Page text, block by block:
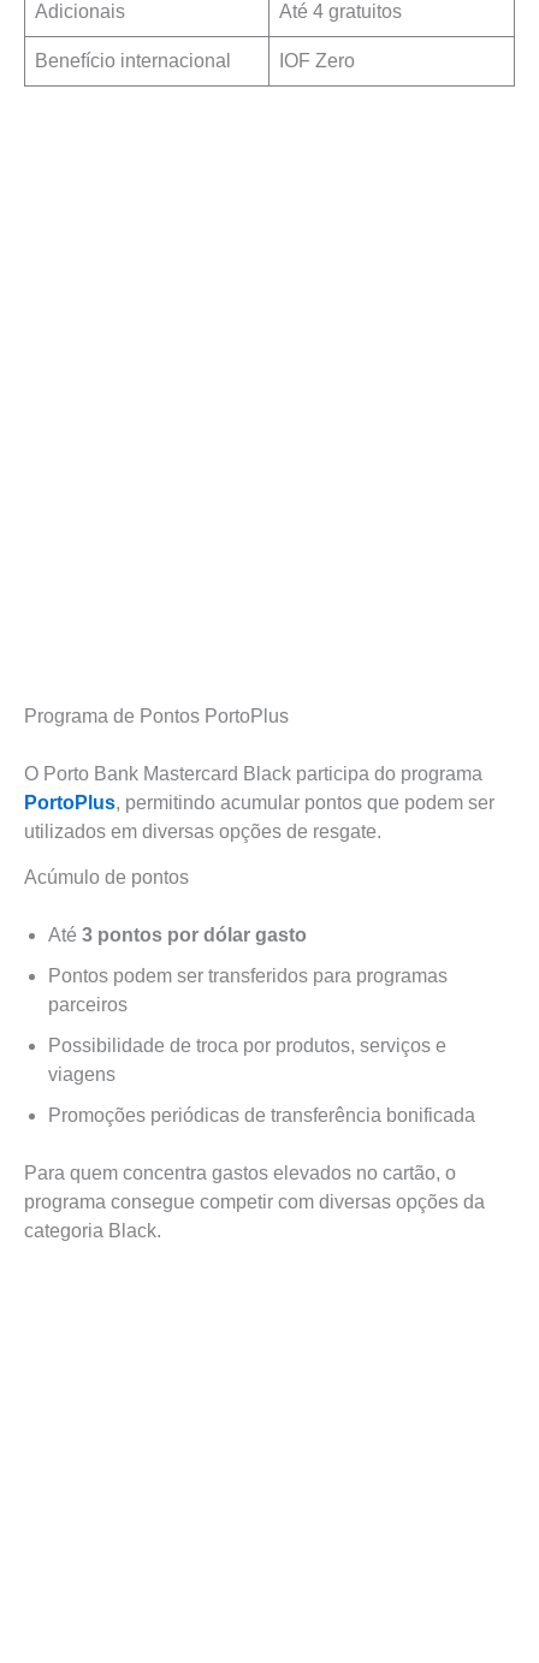
Adicionais Até 4 gratuitos
Benefício internacional IOF Zero
Programa de Pontos PortoPlus
O Porto Bank Mastercard Black participa do programa
PortoPlus, permitindo acumular pontos que podem ser
utilizados em diversas opções de resgate.
Acúmulo de pontos
Até 3 pontos por dólar gasto
Pontos podem ser transferidos para programas
parceiros
Possibilidade de troca por produtos, serviços e
viagens
Promoções periódicas de transferência bonificada
Para quem concentra gastos elevados no cartão, o
programa consegue competir com diversas opções da
categoria Black.